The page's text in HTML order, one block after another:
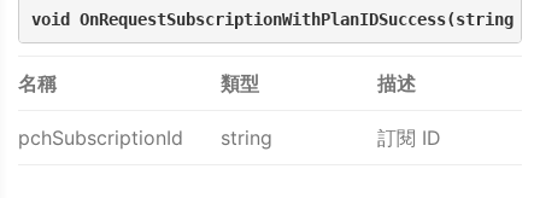
void OnRequestSubscriptionWithPlanIDSuccess(string
名稱 類型 描述
pchSubscriptionId string 訂閱 ID